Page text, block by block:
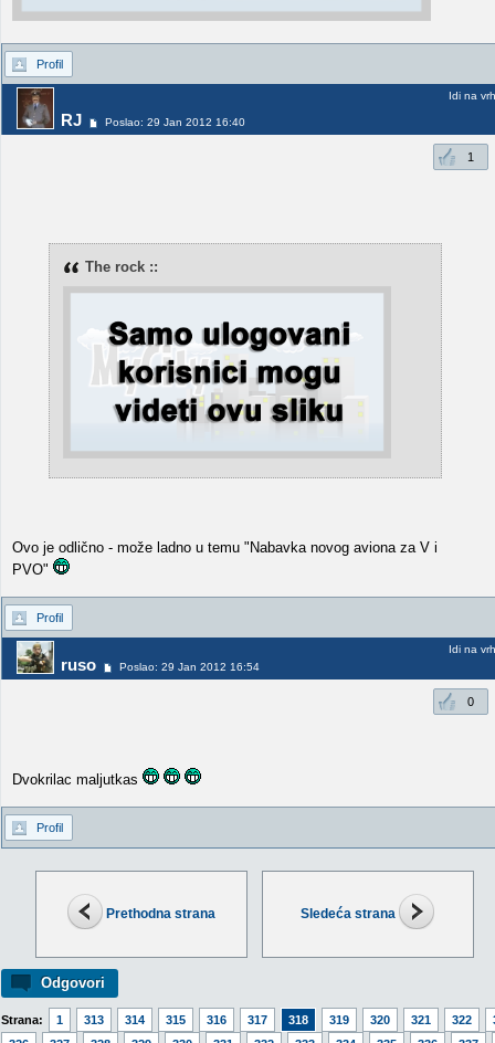
Prethodna strana Sledeća strana
Odgovori
Strana: 1 313 314 315 316 317 318 319 320 321 322
Profil
RJ Poslao: 29 Jan 2012 16:40
Idi na vrh
1
The rock ::
Ovo je odlično - može ladno u temu "Nabavka novog aviona za V i
PVO"
Profil
ruso Poslao: 29 Jan 2012 16:54
Idi na vrh
0
Dvokrilac maljutkas
Profil